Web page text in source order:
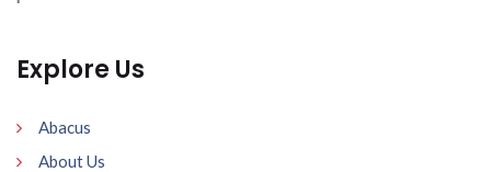
Explore Us
Abacus
About Us